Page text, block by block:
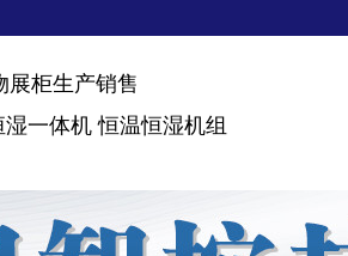
展柜生产销售
一体机 恒温恒湿机组